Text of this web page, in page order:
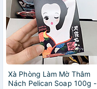
Xà Phòng Làm Mờ Thâm
Nách Pelican Soap 100g -